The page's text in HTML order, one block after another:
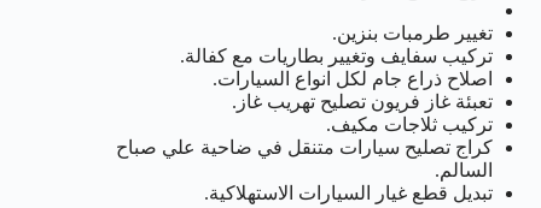
تغيير طرمبات بنزين.
تركيب سفايف وتغيير بطاريات مع كفالة.
اصلاح ذراع جام لكل انواع السيارات.
تعبئة غاز فريون تصليح تهريب غاز.
تركيب ثلاجات مكيف.
كراج تصليح سيارات متنقل في ضاحية علي صباح
السالم.
تبديل قطع غيار السيارات الاستهلاكية.